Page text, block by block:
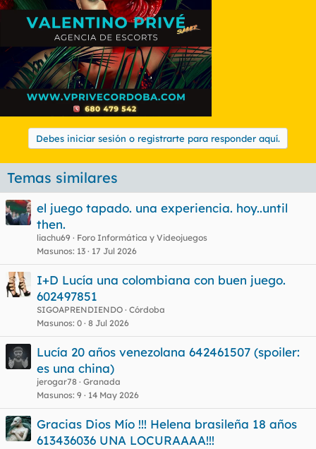
Debes iniciar sesión o registrarte para responder aquí.
Temas similares
el juego tapado. una experiencia. hoy..until
then.
liachu69
Foro Informática y Videojuegos
Masunos 13 17 Jul 2026
I+D Lucía una colombiana con buen juego.
602497851
SIGOAPRENDIENDO Córdoba
Masunos 0 8 Jul 2026
Lucía 20 años venezolana 642461507 (spoiler:
es una china)
jerogar78 Granada
Masunos 9 14 May 2026
Gracias Dios Mío !!! Helena brasileña 18 años
613436036 UNA LOCURAAAA!!!